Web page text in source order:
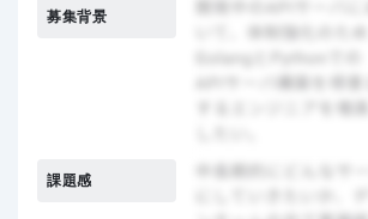
募集背景
課題感